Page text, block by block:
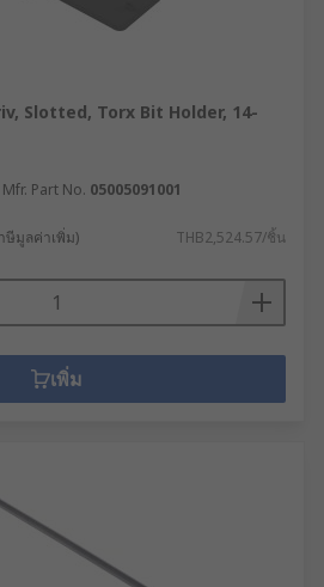
Slotted, Torx Bit Holder, 14-
Part No. 05005091001
ษีมูลค่าเพิ่ม) THB2,524.57/ชิ้น
เพิ่ม